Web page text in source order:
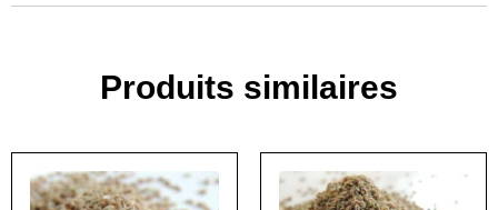
Produits similaires